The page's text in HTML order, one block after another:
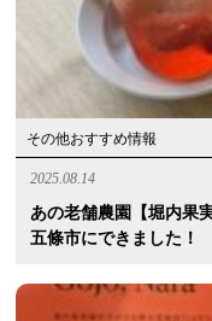
その他おすすめ情報
2025.08.14
あの老舗農園【堀内果
五條市にできました！